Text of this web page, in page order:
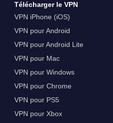
Télécharger le VPN
VPN iPhone (iOS)
VPN pour Android
VPN pour Android Lite
VPN pour Mac
VPN pour Windows
VPN pour Chrome
VPN pour PS5
VPN pour Xbox